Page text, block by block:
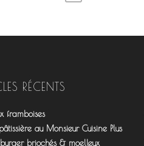
RÉCENTS
framboises
au Monsieur Cuisine Plus
briochés & moelleux